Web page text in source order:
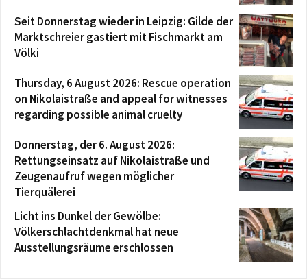
Seit Donnerstag wieder in Leipzig: Gilde der
Marktschreier gastiert mit Fischmarkt am
Völki
Thursday, 6 August 2026: Rescue operation
on Nikolaistraße and appeal for witnesses
regarding possible animal cruelty
Donnerstag, der 6. August 2026:
Rettungseinsatz auf Nikolaistraße und
Zeugenaufruf wegen möglicher
Tierquälerei
Licht ins Dunkel der Gewölbe:
Völkerschlachtdenkmal hat neue
Ausstellungsräume erschlossen